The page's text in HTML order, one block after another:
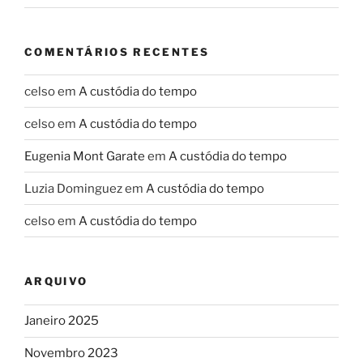
COMENTÁRIOS RECENTES
celsoem A custódia do tempo
celsoem A custódia do tempo
Eugenia Mont Garate em A custódia do tempo
Luzia Dominguezem A custódia do tempo
celsoem A custódia do tempo
ARQUIVO
Janeiro 2025
Novembro 2023